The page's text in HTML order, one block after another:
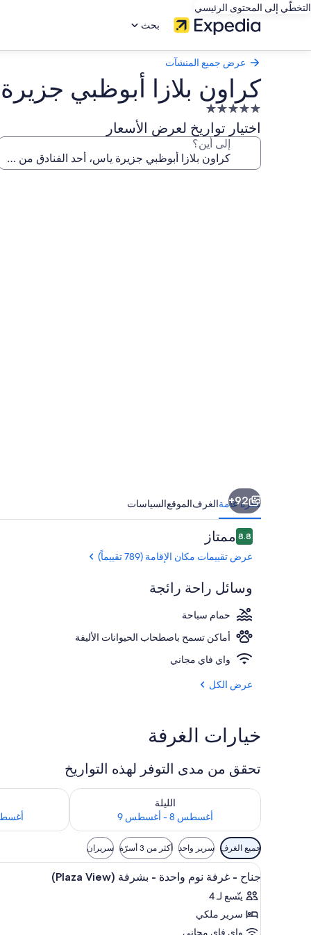
التخطّي إلى المحتوى الرئيسي
بحث
عرض جميع المنشآت
كراون بلازا أبوظبي
منشأة
فندقية
مصنفة
5.0
اختيار تواريخ لعرض الأسعار
إلى أين؟
92+
نظرة عامةالغرفالموقعالسياسات
التقييمات
8.88.8 من 10ممتاز
عرض تقييمات مكان الإقامة (789 تقييماً)
وسائل راحة رائجة
حمام سباحة
أماكن تسمح باصطحاب الحيوانات الأليفة
واي فاي مجاني
عرض الكل
خيارات الغرفة
تحقق من مدى التوفر لهذه التواريخ
الليلة
أغسطس 8 - أغسطس 9
تحقق من مدى التوفر لليلة للفترة أغسطس 8 - أغسطس 9
أغسطس 9 -
تحقق من مدى
عوامل
التصفية
المتاحة
للغرف
جميع الغرف سرير واحد أكثر من 3 أسرّة سريران
استعراض
جميع
صور
جناح
13
جناح - غرفة نوم واحدة - بشرفة (Plaza View)
يتّسع لـ 4
سرير ملكي
واي فاي مجاني